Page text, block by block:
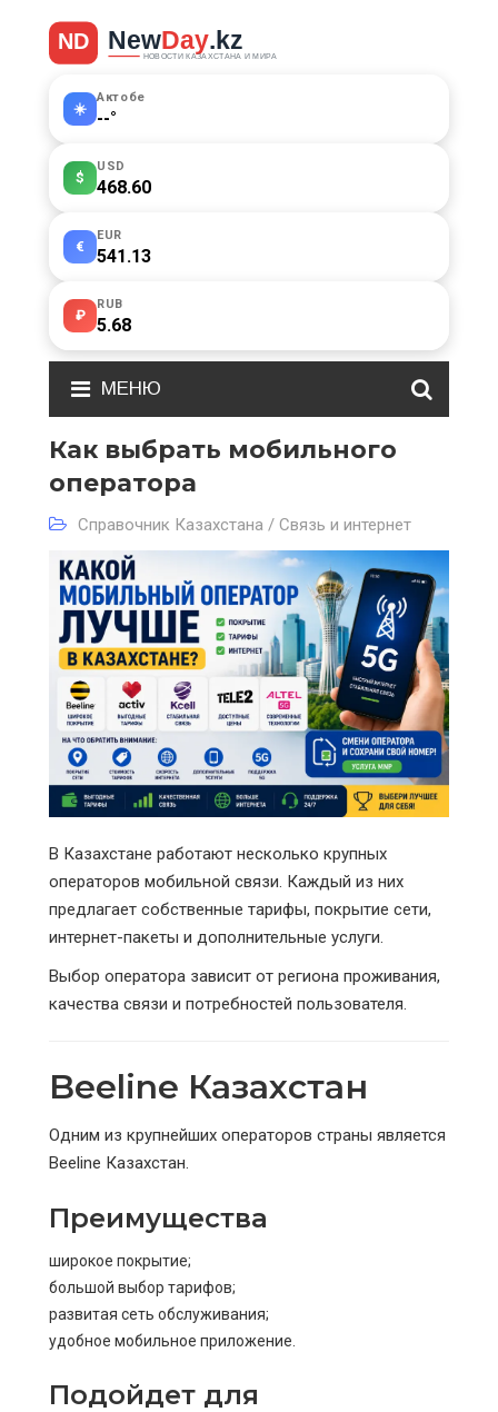
☀️
Актобе
--°
$
USD
468.60
€
EUR
541.13
₽
RUB
5.68
МЕНЮ
Как выбрать мобильного
оператора
Справочник Казахстана / Связь и интернет
В Казахстане работают несколько крупных
операторов мобильной связи. Каждый из них
предлагает собственные тарифы, покрытие сети,
интернет-пакеты и дополнительные услуги.
Выбор оператора зависит от региона проживания,
качества связи и потребностей пользователя.
Beeline Казахстан
Одним из крупнейших операторов страны является
Beeline Казахстан.
Преимущества
широкое покрытие;
большой выбор тарифов;
развитая сеть обслуживания;
удобное мобильное приложение.
Подойдет для